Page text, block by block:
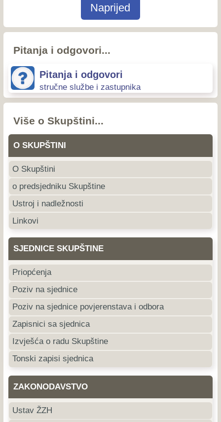
Naprijed
Pitanja i odgovori...
Pitanja i odgovori
stručne službe i zastupnika
Više o Skupštini...
O SKUPŠTINI
O Skupštini
o predsjedniku Skupštine
Ustroj i nadležnosti
Linkovi
SJEDNICE SKUPŠTINE
Priopćenja
Poziv na sjednice
Poziv na sjednice povjerenstava i odbora
Zapisnici sa sjednica
Izvješća o radu Skupštine
Tonski zapisi sjednica
ZAKONODAVSTVO
Ustav ŽZH